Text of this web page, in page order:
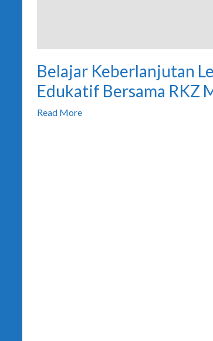
Belajar Keberlanjutan
Edukatif Bersama RKZ
Read More